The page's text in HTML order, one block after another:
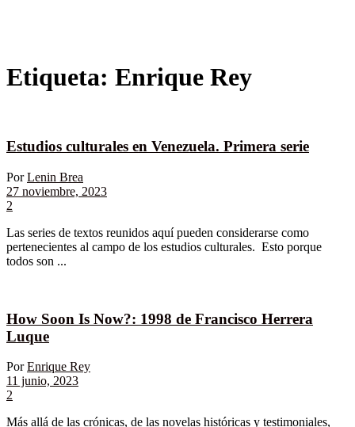
Etiqueta: Enrique Rey
Estudios culturales en Venezuela. Primera serie
Por Lenin Brea
27 noviembre, 2023
2
Las series de textos reunidos aquí pueden considerarse como
pertenecientes al campo de los estudios culturales. Esto porque
todos son ...
How Soon Is Now?: 1998 de Francisco Herrera
Luque
Por Enrique Rey
11 junio, 2023
2
Más allá de las crónicas, de las novelas históricas y testimoniales,